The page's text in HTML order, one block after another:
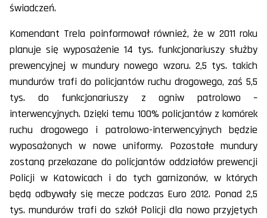
świadczeń.
Komendant Trela poinformował również, że w 2011 roku
planuje się wyposażenie 14 tys. funkcjonariuszy służby
prewencyjnej w mundury nowego wzoru. 2,5 tys. takich
mundurów trafi do policjantów ruchu drogowego, zaś 5,5
tys. do funkcjonariuszy z ogniw patrolowo –
interwencyjnych. Dzięki temu 100% policjantów z komórek
ruchu drogowego i patrolowo-interwencyjnych będzie
wyposażonych w nowe uniformy. Pozostałe mundury
zostaną przekazane do policjantów oddziałów prewencji
Policji w Katowicach i do tych garnizonów, w których
będą odbywały się mecze podczas Euro 2012. Ponad 2,5
tys. mundurów trafi do szkół Policji dla nowo przyjętych